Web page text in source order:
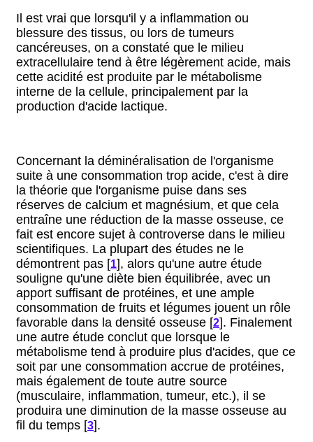
Il est vrai que lorsqu'il y a inflammation ou
blessure des tissus, ou lors de tumeurs
cancéreuses, on a constaté que le milieu
extracellulaire tend à être légèrement acide, mais
cette acidité est produite par le métabolisme
interne de la cellule, principalement par la
production d'acide lactique.
Concernant la déminéralisation de l'organisme
suite à une consommation trop acide, c'est à dire
la théorie que l'organisme puise dans ses
réserves de calcium et magnésium, et que cela
entraîne une réduction de la masse osseuse, ce
fait est encore sujet à controverse dans le milieu
scientifiques. La plupart des études ne le
démontrent pas [1], alors qu'une autre étude
souligne qu'une diète bien équilibrée, avec un
apport suffisant de protéines, et une ample
consommation de fruits et légumes jouent un rôle
favorable dans la densité osseuse [2]. Finalement
une autre étude conclut que lorsque le
métabolisme tend à produire plus d'acides, que ce
soit par une consommation accrue de protéines,
mais également de toute autre source
(musculaire, inflammation, tumeur, etc.), il se
produira une diminution de la masse osseuse au
fil du temps [3].